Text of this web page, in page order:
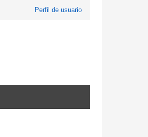
Perfil de usuario